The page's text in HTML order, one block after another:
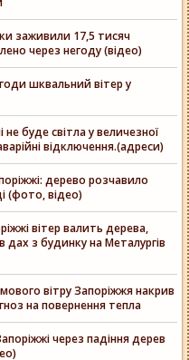
заживили 17,5 тисяч
через негоду (відео)
шквальний вітер у
не буде світла у величезної
відключення.(адреси)
дерево розчавило
(фото, відео)
вітер валить дерева,
дах з будинку на Металургів
вітру Запоріжжя накрив
на повернення тепла
через падіння дерев